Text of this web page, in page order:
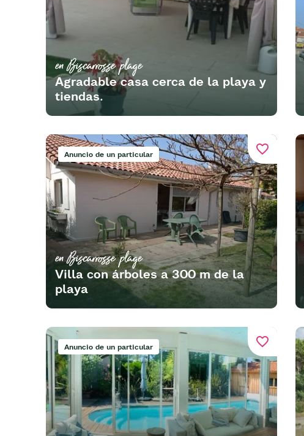
en Biscarrosse plage
Agradable casa cerca de la playa y
tiendas.
favorite_border
Anuncio de un particular
en Biscarrosse plage
Villa con árboles a 300 m de la
playa
favorite_border
Anuncio de un particular